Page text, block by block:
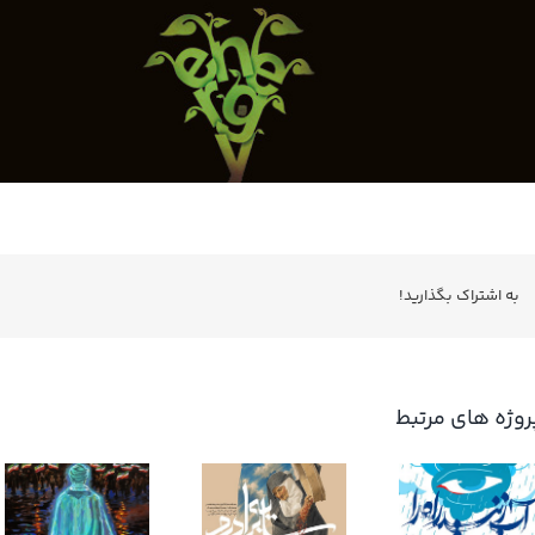
به اشتراك بگذاريد!
های مرتبط